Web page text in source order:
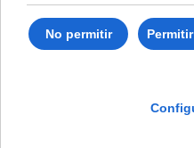
del Rector
Universidad
de